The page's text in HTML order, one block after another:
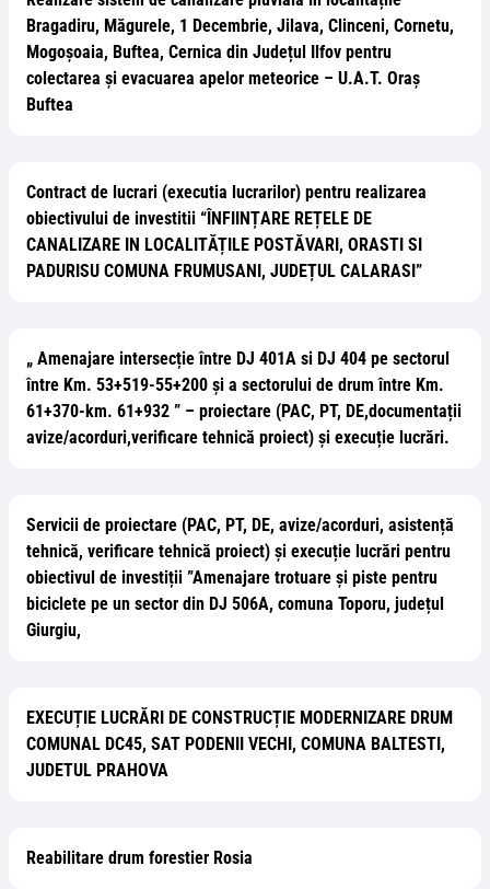
Bragadiru, Măgurele, 1 Decembrie, Jilava, Clinceni, Cornetu,
Mogoșoaia, Buftea, Cernica din Județul Ilfov pentru
colectarea și evacuarea apelor meteorice – U.A.T. Oraș
Buftea
Contract de lucrari (executia lucrarilor) pentru realizarea
obiectivului de investitii “ÎNFIINȚARE REȚELE DE
CANALIZARE IN LOCALITĂȚILE POSTĂVARI, ORASTI SI
PADURISU COMUNA FRUMUSANI, JUDEȚUL CALARASI”
„ Amenajare intersecție între DJ 401A si DJ 404 pe sectorul
între Km. 53+519-55+200 și a sectorului de drum între Km.
61+370-km. 61+932 ” – proiectare (PAC, PT, DE,documentații
avize/acorduri,verificare tehnică proiect) și execuție lucrări.
Servicii de proiectare (PAC, PT, DE, avize/acorduri, asistență
tehnică, verificare tehnică proiect) și execuție lucrări pentru
obiectivul de investiții ”Amenajare trotuare și piste pentru
biciclete pe un sector din DJ 506A, comuna Toporu, județul
Giurgiu,
EXECUȚIE LUCRĂRI DE CONSTRUCȚIE MODERNIZARE DRUM
COMUNAL DC45, SAT PODENII VECHI, COMUNA BALTESTI,
JUDETUL PRAHOVA
Reabilitare drum forestier Rosia